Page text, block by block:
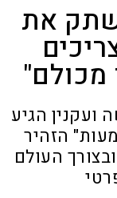
את
מכולם"
הגיע
הזהיר
העולם